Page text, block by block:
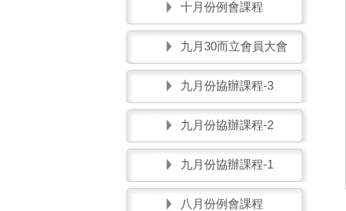
十月份例會課程
九月30而立會員大會
九月份協辦課程-3
九月份協辦課程-2
九月份協辦課程-1
八月份例會課程